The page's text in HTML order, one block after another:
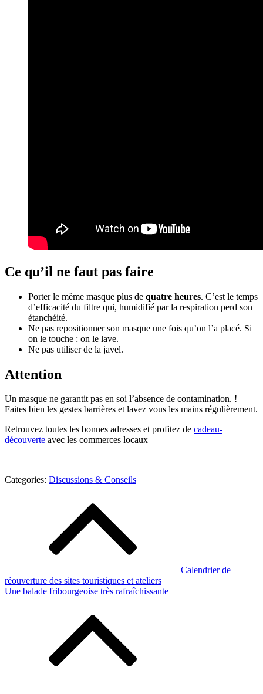
Ce qu’il ne faut pas faire
Porter le même masque plus de quatre heures. C’est le temps
d’efficacité du filtre qui, humidifié par la respiration perd son
étanchéité.
Ne pas repositionner son masque une fois qu’on l’a placé. Si
on le touche : on le lave.
Ne pas utiliser de la javel.
Attention
Un masque ne garantit pas en soi l’absence de contamination. !
Faites bien les gestes barrières et lavez vous les mains régulièrement.
Retrouvez toutes les bonnes adresses et profitez de cadeau-
découverte avec les commerces locaux
Categories:
Categories: Discussions & Conseils
Calendrier de
réouverture des sites touristiques et ateliers
Une balade fribourgeoise très rafraîchissante